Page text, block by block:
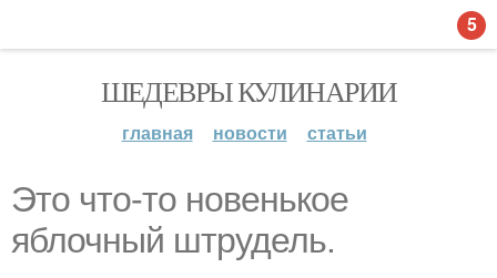
ШЕДЕВРЫ КУЛИНАРИИ
главная новости статьи
Это что-то новенькое
яблочный штрудель.
5